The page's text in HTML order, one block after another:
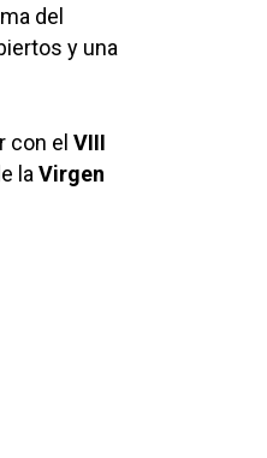
del
y una
con el VIII
la Virgen